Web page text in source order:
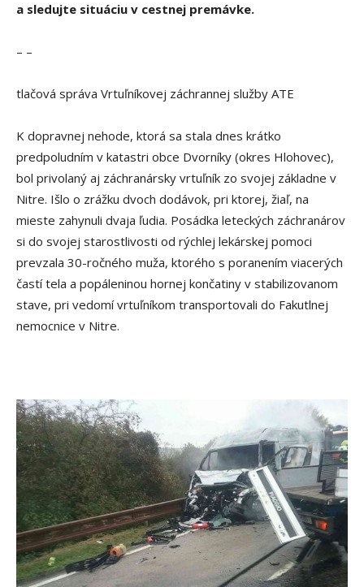
a sledujte situáciu v cestnej premávke.
– –
tlačová správa Vrtuľníkovej záchrannej služby ATE
K dopravnej nehode, ktorá sa stala dnes krátko
predpoludním v katastri obce Dvorníky (okres Hlohovec),
bol privolaný aj záchranársky vrtuľník zo svojej základne v
Nitre. Išlo o zrážku dvoch dodávok, pri ktorej, žiaľ, na
mieste zahynuli dvaja ľudia. Posádka leteckých záchranárov
si do svojej starostlivosti od rýchlej lekárskej pomoci
prevzala 30-ročného muža, ktorého s poranením viacerých
častí tela a popáleninou hornej končatiny v stabilizovanom
stave, pri vedomí vrtuľníkom transportovali do Fakutlnej
nemocnice v Nitre.